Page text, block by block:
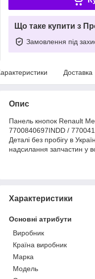
Що таке купити з
Замовлення під
Доставка
Опис
Панель кнопок Renault
7700840697INDD /
Деталі без пробігу в
надсилання запчастин у
Характеристики
Основні атрибути
Виробник
Країна виробник
Марка
Модель